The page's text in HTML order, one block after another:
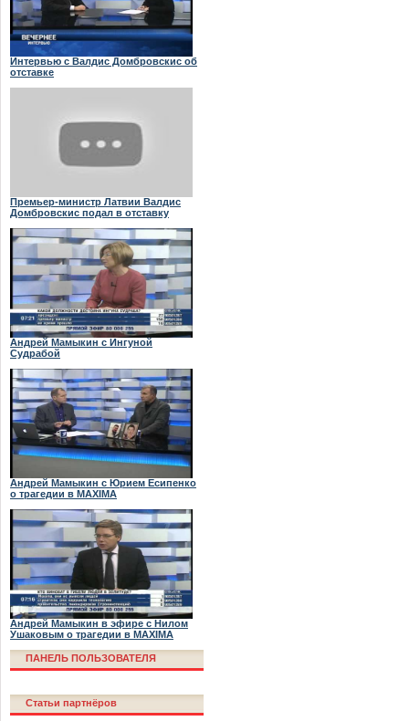
Интервью с Валдис Домбровскис об
отставке
Премьер-министр Латвии Валдис
Домбровскис подал в отставку
Андрей Мамыкин с Ингуной
Судрабой
Андрей Мамыкин с Юрием Есипенко
о трагедии в MAXIMA
Андрей Мамыкин в эфире с Нилом
Ушаковым о трагедии в MAXIMA
ПАНЕЛЬ ПОЛЬЗОВАТЕЛЯ
Статьи партнёров